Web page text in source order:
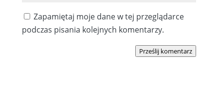
Zapamiętaj moje dane w tej przeglądarce
podczas pisania kolejnych komentarzy.
Prześlij komentarz